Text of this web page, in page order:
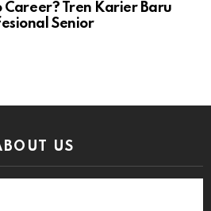
Tren Karier Baru
Senior
US